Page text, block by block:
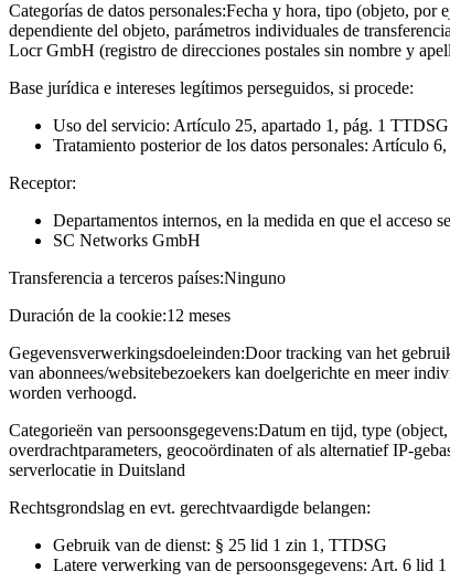
Categorías de datos personales:Fecha y hora, tipo (objeto, por
dependiente del objeto, parámetros individuales de
Locr GmbH (registro de direcciones postales sin nombre y
Base jurídica e intereses legítimos perseguidos, si procede:
Uso del servicio: Artículo 25, apartado 1, pág. 1
Tratamiento posterior de los datos personales: Artículo
Receptor:
Departamentos internos, en la medida en que el acceso
SC Networks GmbH
Transferencia a terceros países:Ninguno
Duración de la cookie:12 meses
Gegevensverwerkingsdoeleinden:Door tracking van het
van abonnees/websitebezoekers kan doelgerichte en meer
worden verhoogd.
Categorieën van persoonsgegevens:Datum en tijd, type
overdrachtparameters, geocoördinaten of als alternatief IP-
serverlocatie in Duitsland
Rechtsgrondslag en evt. gerechtvaardigde belangen:
Gebruik van de dienst: § 25 lid 1 zin 1, TTDSG
Latere verwerking van de persoonsgegevens: Art. 6 lid